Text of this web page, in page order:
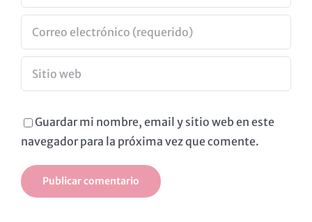
Guardar mi nombre, email y sitio web en este
navegador para la próxima vez que comente.